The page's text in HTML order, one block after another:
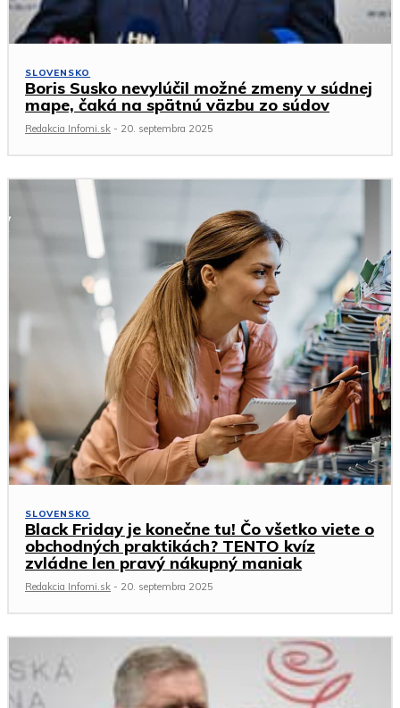
SLOVENSKO
Boris Susko nevylúčil možné zmeny v súdnej
mape, čaká na spätnú väzbu zo súdov
Redakcia Infomi.sk - 20. septembra 2025
SLOVENSKO
Black Friday je konečne tu! Čo všetko viete o
obchodných praktikách? TENTO kvíz
zvládne len pravý nákupný maniak
Redakcia Infomi.sk - 20. septembra 2025